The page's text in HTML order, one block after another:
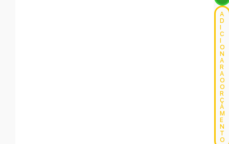
A
D
C
O
N
A
R
A
O
O
R
Ç
A
M
E
N
T
O